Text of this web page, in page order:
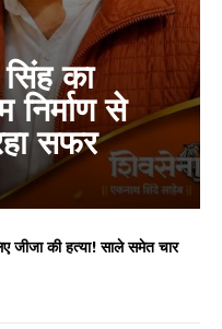
का
से
सफर
जीजा की हत्या! साले समेत चार